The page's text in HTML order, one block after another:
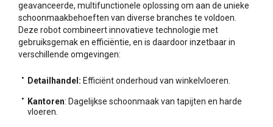
geavanceerde, multifunctionele oplossing om aan de unieke
schoonmaakbehoeften van diverse branches te voldoen.
Deze robot combineert innovatieve technologie met
gebruiksgemak en efficiëntie, en is daardoor inzetbaar in
verschillende omgevingen:
Detailhandel: Efficiënt onderhoud van winkelvloeren.
Kantoren: Dagelijkse schoonmaak van tapijten en harde
vloeren.